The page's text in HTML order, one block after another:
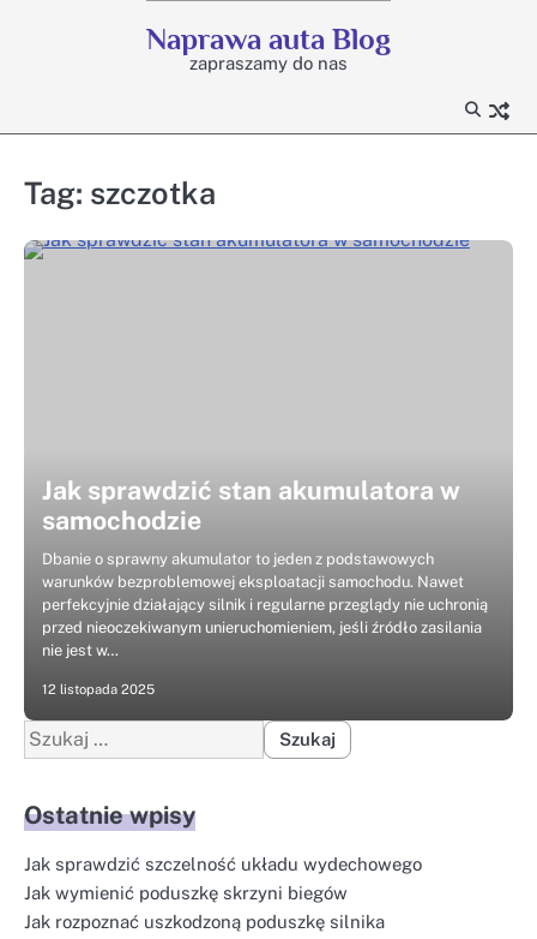
Naprawa auta Blog
zapraszamy do nas
Tag: szczotka
Jak sprawdzić stan akumulatora w
samochodzie
Dbanie o sprawny akumulator to jeden z podstawowych
warunków bezproblemowej eksploatacji samochodu. Nawet
perfekcyjnie działający silnik i regularne przeglądy nie uchronią
przed nieoczekiwanym unieruchomieniem, jeśli źródło zasilania
nie jest w…
12 listopada 2025
Szukaj:
Ostatnie wpisy
Jak sprawdzić szczelność układu wydechowego
Jak wymienić poduszkę skrzyni biegów
Jak rozpoznać uszkodzoną poduszkę silnika